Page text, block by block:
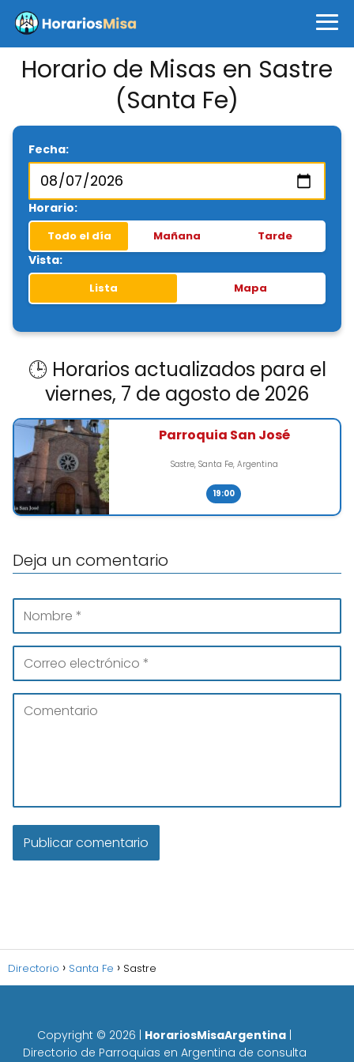
Horario de Misas en Sastre
(Santa Fe)
Fecha:
Horario:
Todo el día Mañana Tarde
Vista:
Lista Mapa
🕒 Horarios actualizados para el
viernes, 7 de agosto de 2026
Parroquia San José
Sastre, Santa Fe, Argentina
19:00
Deja un comentario
Directorio Santa Fe Sastre
Copyright © 2026 HorariosMisaArgentina
Directorio de Parroquias en Argentina de consulta